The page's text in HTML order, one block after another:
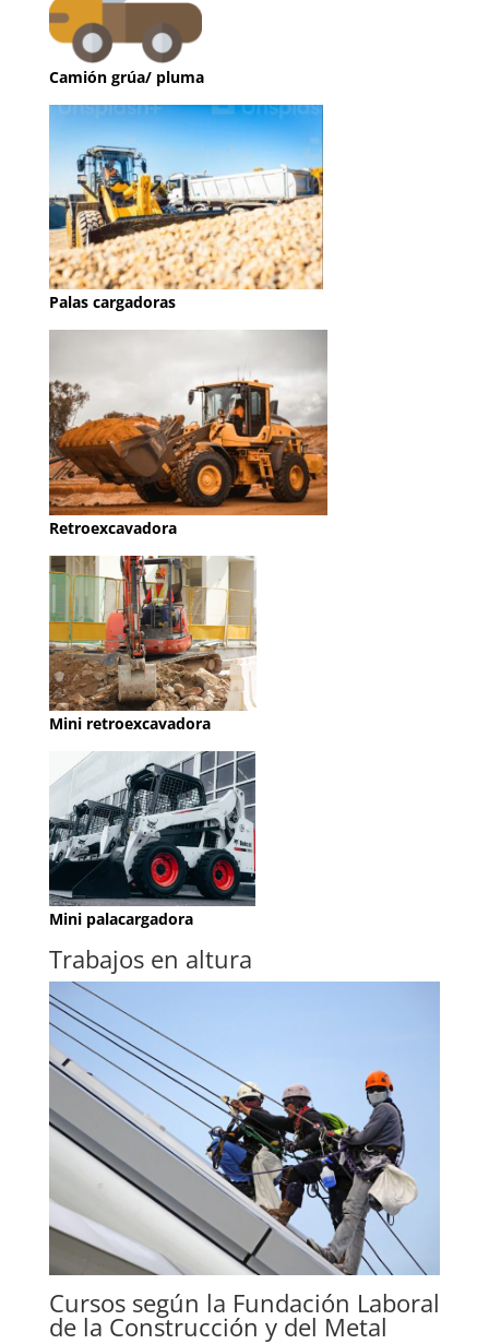
Camión grúa/ pluma
Palas cargadoras
Retroexcavadora
Mini retroexcavadora
Mini palacargadora
Trabajos en altura
Cursos según la Fundación Laboral
de la Construcción y del Metal